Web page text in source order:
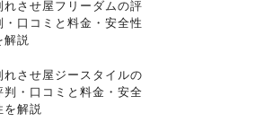
れさせ屋フリーダムの評
・口コミと料金・安全性
解説
れさせ屋ジースタイルの
判・口コミと料金・安全
を解説